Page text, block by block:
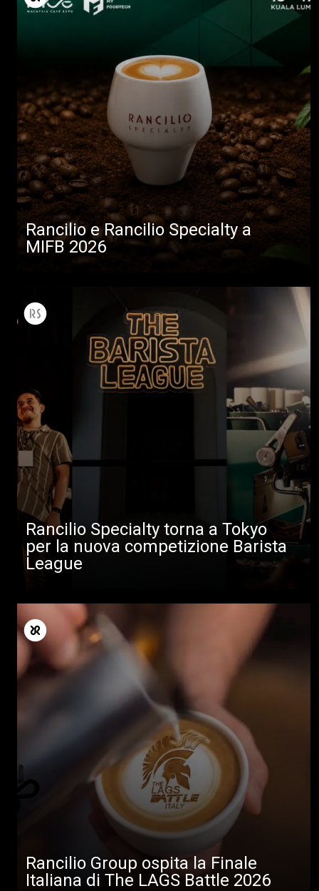
Rancilio e Rancilio Specialty a
MIFB 2026
Rancilio Specialty torna a Tokyo
per la nuova competizione Barista
League
Rancilio Group ospita la Finale
Italiana di The LAGS Battle 2026